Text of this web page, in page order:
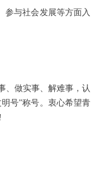
参与社会发展等方面入
、做实事、解难事，认
号”称号。衷心希望青